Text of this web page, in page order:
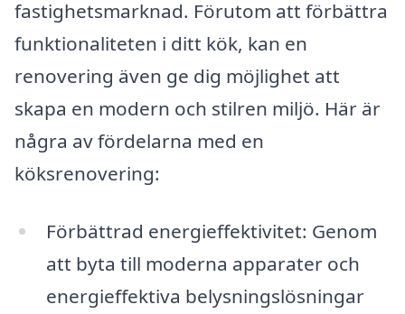
fastighetsmarknad. Förutom att förbättra
funktionaliteten i ditt kök, kan en
renovering även ge dig möjlighet att
skapa en modern och stilren miljö. Här är
några av fördelarna med en
köksrenovering:
Förbättrad energieffektivitet: Genom
att byta till moderna apparater och
energieffektiva belysningslösningar